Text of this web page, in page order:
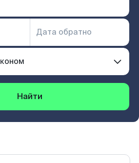
Найти